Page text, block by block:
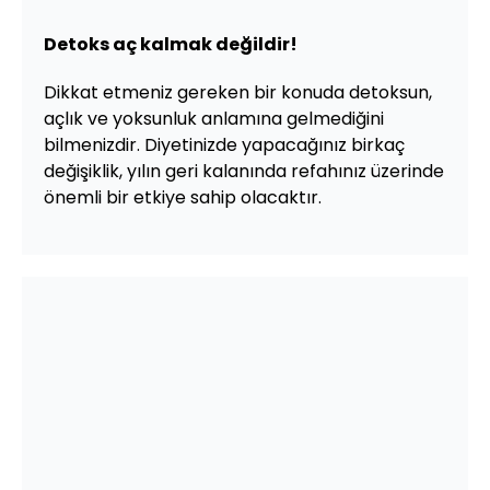
Detoks aç kalmak değildir!
Dikkat etmeniz gereken bir konuda detoksun,
açlık ve yoksunluk anlamına gelmediğini
bilmenizdir. Diyetinizde yapacağınız birkaç
değişiklik, yılın geri kalanında refahınız üzerinde
önemli bir etkiye sahip olacaktır.